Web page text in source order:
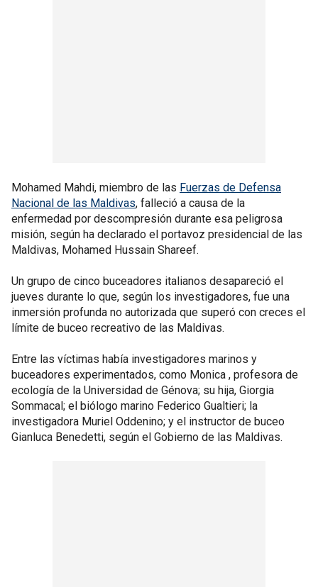
Mohamed Mahdi, miembro de las Fuerzas de Defensa
Nacional de las Maldivas, falleció a causa de la
enfermedad por descompresión durante esa peligrosa
misión, según ha declarado el portavoz presidencial de las
Maldivas, Mohamed Hussain Shareef.
Un grupo de cinco buceadores italianos desapareció el
jueves durante lo que, según los investigadores, fue una
inmersión profunda no autorizada que superó con creces el
límite de buceo recreativo de las Maldivas.
Entre las víctimas había investigadores marinos y
buceadores experimentados, como Monica , profesora de
ecología de la Universidad de Génova; su hija, Giorgia
Sommacal; el biólogo marino Federico Gualtieri; la
investigadora Muriel Oddenino; y el instructor de buceo
Gianluca Benedetti, según el Gobierno de las Maldivas.